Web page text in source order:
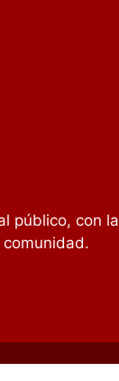
público, con